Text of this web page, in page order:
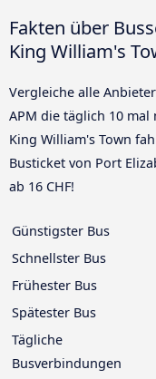
Fakten über
King William's
Vergleiche alle
APM die täglich 10 mal
King William's Town
Busticket von Port
ab 16 CHF!
Günstigster Bus
Schnellster Bus
Frühester Bus
Spätester Bus
Tägliche
Busverbindungen